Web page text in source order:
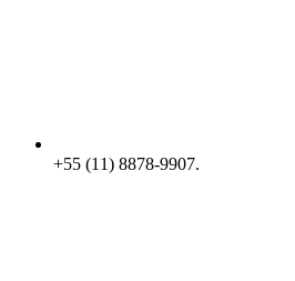
+55 (11) 8878-9907.